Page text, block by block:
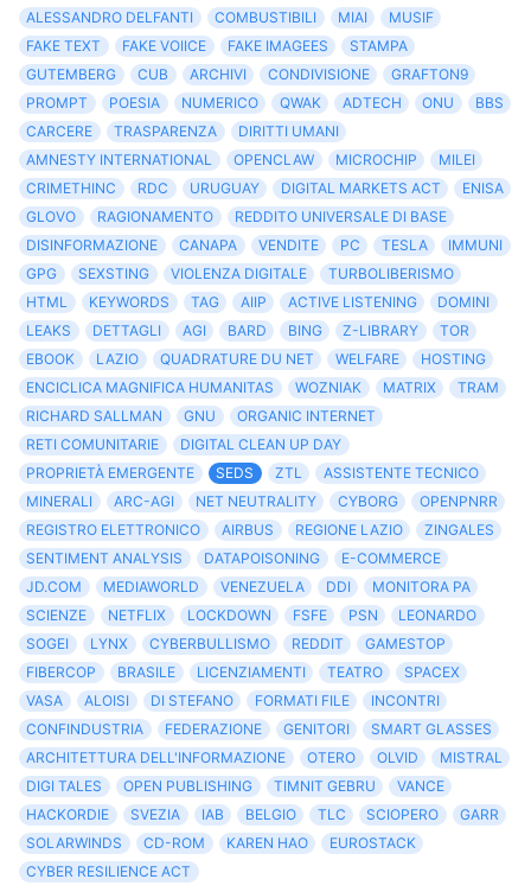
ALESSANDRO DELFANTI
COMBUSTIBILI MIAI
MUSIF
FAKE TEXT
FAKE VOIICE FAKE IMAGEES
STAMPA
GUTEMBERG
CUB ARCHIVI CONDIVISIONE
GRAFTON9
PROMPT
POESIA NUMERICO QWAK ADTECH ONU
BBS
CARCERE
TRASPARENZA
DIRITTI UMANI
AMNESTY INTERNATIONAL
OPENCLAW MICROCHIP
MILEI
CRIMETHINC
RDC URUGUAY DIGITAL MARKETS ACT
ENISA
GLOVO
RAGIONAMENTO
REDDITO UNIVERSALE DI BASE
DISINFORMAZIONE
CANAPA VENDITE PC TESLA
IMMUNI
GPG
SEXSTING VIOLENZA DIGITALE
TURBOLIBERISMO
HTML
KEYWORDS TAG AIIP ACTIVE LISTENING
DOMINI
LEAKS
DETTAGLI AGI BARD BING Z-LIBRARY
TOR
EBOOK
LAZIO QUADRATURE DU NET WELFARE
HOSTING
ENCICLICA MAGNIFICA HUMANITAS
WOZNIAK MATRIX
TRAM
RICHARD SALLMAN
GNU
ORGANIC INTERNET
RETI COMUNITARIE
DIGITAL CLEAN UP DAY
PROPRIETÀ EMERGENTE
SEDS ZTL
ASSISTENTE TECNICO
MINERALI
ARC-AGI NET NEUTRALITY CYBORG
OPENPNRR
REGISTRO ELETTRONICO
AIRBUS REGIONE LAZIO
ZINGALES
SENTIMENT ANALYSIS
DATAPOISONING
E-COMMERCE
JD.COM
MEDIAWORLD VENEZUELA DDI
MONITORA PA
SCIENZE
NETFLIX LOCKDOWN FSFE PSN
LEONARDO
SOGEI
LYNX CYBERBULLISMO REDDIT
GAMESTOP
FIBERCOP
BRASILE LICENZIAMENTI TEATRO
SPACEX
VASA
ALOISI DI STEFANO FORMATI FILE
INCONTRI
CONFINDUSTRIA
FEDERAZIONE GENITORI
SMART GLASSES
ARCHITETTURA DELL'INFORMAZIONE
OTERO OLVID
MISTRAL
DIGI TALES
OPEN PUBLISHING TIMNIT GEBRU
VANCE
HACKORDIE
SVEZIA IAB BELGIO TLC SCIOPERO
GARR
SOLARWINDS
CD-ROM KAREN HAO
EUROSTACK
CYBER RESILIENCE ACT